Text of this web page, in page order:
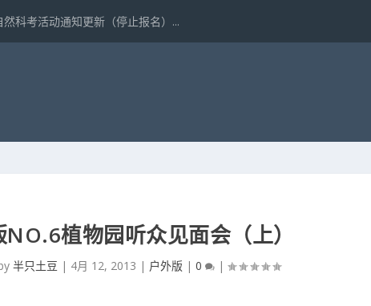
科考活动通知更新（停止报名）...
植物园听众见面会（上）
半只土豆 | 4月 12, 2013 | 户外版 |0 |